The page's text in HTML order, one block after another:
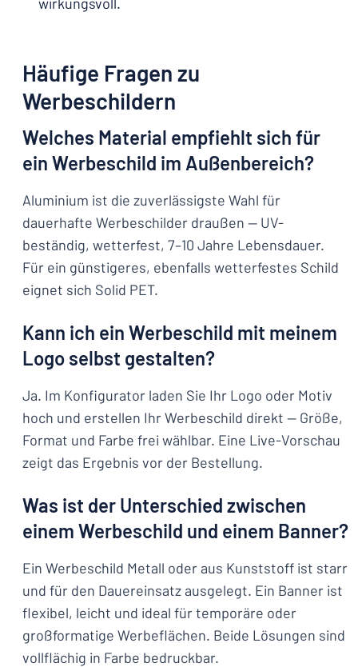
Häufige Fragen zu
Werbeschildern
Welches Material empfiehlt sich für
ein Werbeschild im Außenbereich?
Aluminium ist die zuverlässigste Wahl für
dauerhafte Werbeschilder draußen — UV-
beständig, wetterfest, 7–10 Jahre Lebensdauer.
Für ein günstigeres, ebenfalls wetterfestes Schild
eignet sich Solid PET.
Kann ich ein Werbeschild mit meinem
Logo selbst gestalten?
Ja. Im Konfigurator laden Sie Ihr Logo oder Motiv
hoch und erstellen Ihr Werbeschild direkt — Größe,
Format und Farbe frei wählbar. Eine Live-Vorschau
zeigt das Ergebnis vor der Bestellung.
Was ist der Unterschied zwischen
einem Werbeschild und einem Banner?
Ein Werbeschild Metall oder aus Kunststoff ist starr
und für den Dauereinsatz ausgelegt. Ein Banner ist
flexibel, leicht und ideal für temporäre oder
großformatige Werbeflächen. Beide Lösungen sind
vollflächig in Farbe bedruckbar.